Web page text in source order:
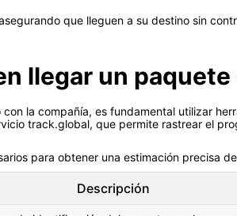
que lleguen a su destino sin
llegar un
la compañía, es fundamental utilizar
track.global, que permite rastrear el
para obtener una estimación precisa
Descripción